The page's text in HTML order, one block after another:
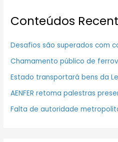
Conteúdos
Desafios são superados com
Chamamento público de
Estado transportará bens da
AENFER retoma palestras
Falta de autoridade